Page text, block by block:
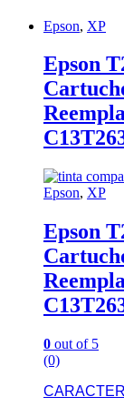
Epson, XP
Epson
Epson, XP
Epson
0 out of 5
(0)